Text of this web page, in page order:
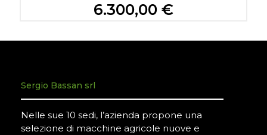
6.300,00 €
Sergio Bassan srl
Nelle sue 10 sedi, l’azienda propone una
selezione di macchine agricole nuove e